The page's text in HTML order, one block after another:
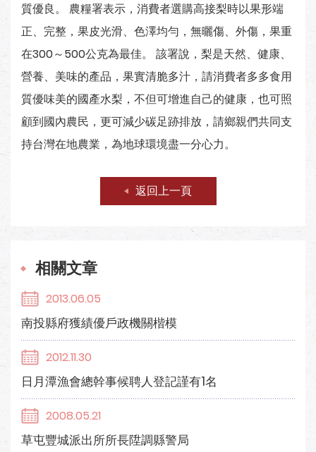
質優良。 農糧署表示，消費者選購高接梨時以果形端
正、完整，果皮光滑、色澤均勻，無曬傷、外傷，果重
在300～500公克為最佳。 該署說，梨是天然、健康、
營養、美味的產品，果實清脆多汁，請消費者多多食用
質優味美的國產水梨，不但可增進自己的健康，也可照
顧到國內農民，更可減少碳足跡排放，請鄉親們共同支
持台灣在地農業，為地球環境盡一分心力。
返回上一頁
相關文章
2013.06.05
南投縣府獲績優戶政機關楷模
2012.11.30
日月潭漁會總幹事候聘人登記謹有1名
2008.05.21
草屯豐城派出所所長陞調縣警局